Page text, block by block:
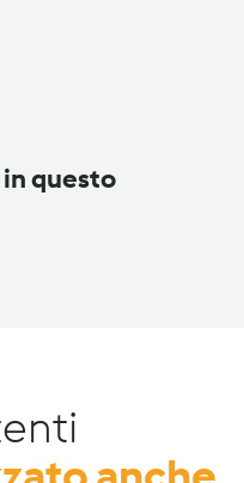
questo